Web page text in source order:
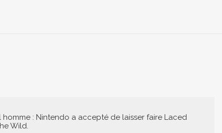
: Nintendo a accepté de laisser faire Laced
Wild.